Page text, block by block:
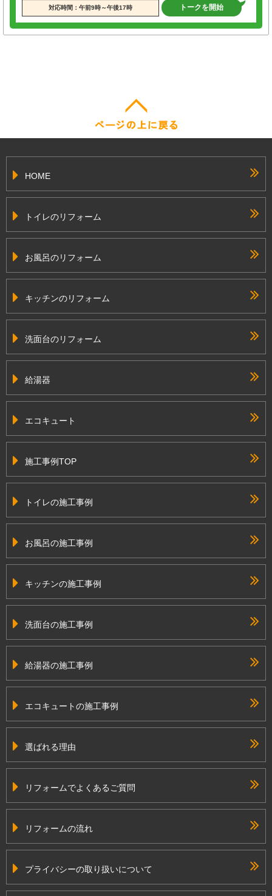
対応時間：午前9時～午後17時 トークを開始
HOME
トイレのリフォーム
お風呂のリフォーム
キッチンのリフォーム
洗面台のリフォーム
給湯器
エコキュート
施工事例TOP
トイレの施工事例
お風呂の施工事例
キッチンの施工事例
洗面台の施工事例
給湯器の施工事例
エコキュートの施工事例
選ばれる理由
リフォームでよくあるご質問
リフォームの流れ
プライバシーの取り扱いについて